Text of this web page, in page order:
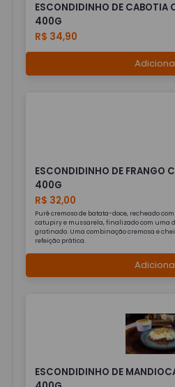
ESCONDIDINHO DE CABOTIA
400G
R$ 34,90
ESCONDIDINHO DE FRANGO
400G
R$ 32,00
Purê cremoso de batata-doce, recheado
catupiry e mussarela, finalizado com uma
gratinado. Uma combinação cremosa e
refeição prática.
ESCONDIDINHO DE